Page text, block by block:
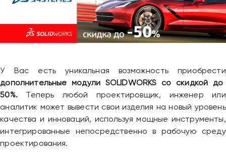
У Вас есть уникальная возможность приобрести
дополнительные модули SOLIDWORKS со скидкой до
50%.Теперь любой проектировщик, инженер или
аналитик может вывести свои изделия на новый уровень
качества и инноваций, используя мощные инструменты,
интегрированные непосредственно в рабочую среду
проектирования.